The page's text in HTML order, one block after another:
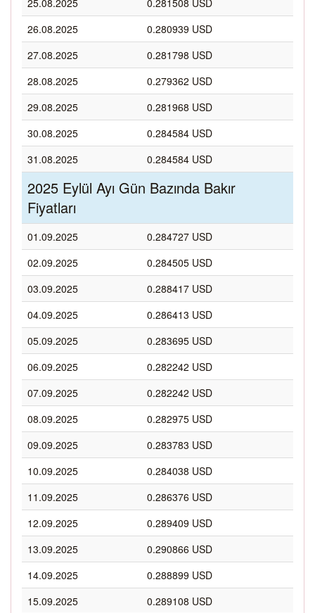
25.08.2025
0.281508 USD
26.08.2025
0.280939 USD
27.08.2025
0.281798 USD
28.08.2025
0.279362 USD
29.08.2025
0.281968 USD
30.08.2025
0.284584 USD
31.08.2025
0.284584 USD
2025 Eylül Ayı Gün Bazında Bakır
Fiyatları
01.09.2025
0.284727 USD
02.09.2025
0.284505 USD
03.09.2025
0.288417 USD
04.09.2025
0.286413 USD
05.09.2025
0.283695 USD
06.09.2025
0.282242 USD
07.09.2025
0.282242 USD
08.09.2025
0.282975 USD
09.09.2025
0.283783 USD
10.09.2025
0.284038 USD
11.09.2025
0.286376 USD
12.09.2025
0.289409 USD
13.09.2025
0.290866 USD
14.09.2025
0.288899 USD
15.09.2025
0.289108 USD